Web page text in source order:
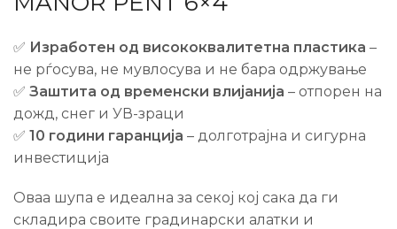
✅ Изработен од висококвалитетна пластика –
не рѓосува, не мувлосува и не бара одржување
✅ Заштита од временски влијанија – отпорен на
дожд, снег и УВ-зраци
✅ 10 години гаранција – долготрајна и сигурна
инвестиција
Оваа шупа е идеална за секој кој сака да ги
складира своите градинарски алатки и